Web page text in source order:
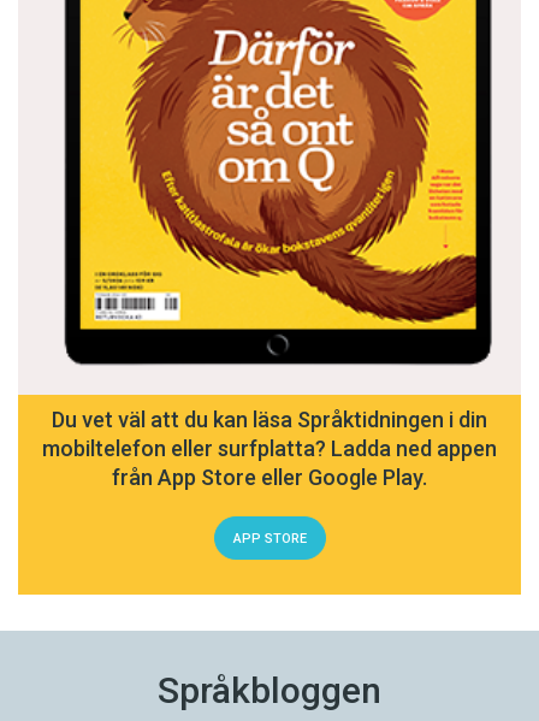
Du vet väl att du kan läsa Språktidningen i din
mobiltelefon eller surfplatta? Ladda ned appen
från App Store eller Google Play.
APP STORE
Språkbloggen